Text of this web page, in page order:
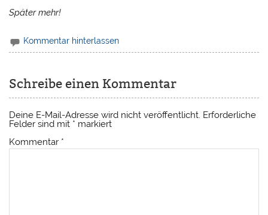
Später mehr!
Kommentar hinterlassen
Schreibe einen Kommentar
Deine E-Mail-Adresse wird nicht veröffentlicht. Erforderliche
Felder sind mit * markiert
Kommentar *